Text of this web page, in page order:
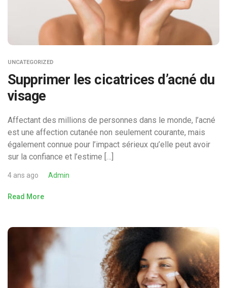
UNCATEGORIZED
Supprimer les cicatrices d’acné du
visage
Affectant des millions de personnes dans le monde, l’acné
est une affection cutanée non seulement courante, mais
également connue pour l’impact sérieux qu’elle peut avoir
sur la confiance et l’estime […]
4 ans ago Admin
Read More